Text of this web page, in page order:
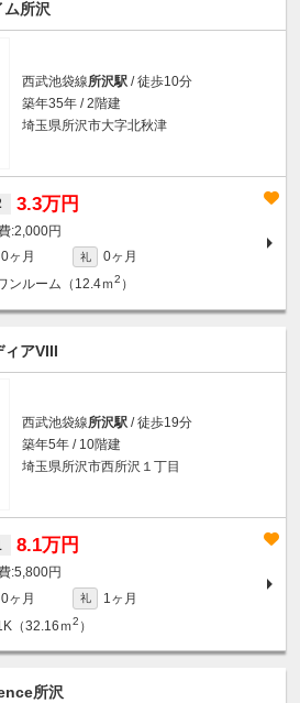
ム所沢
西武池袋線所沢駅 / 徒歩10分
築年35年 / 2階建
埼玉県所沢市大字北秋津
3.3万円
2,000円
0ヶ月 礼
0ヶ月
ンルーム（12.4ｍ2 ）
ィアVIII
西武池袋線所沢駅 / 徒歩19分
築年5年 / 10階建
埼玉県所沢市西所沢１丁目
8.1万円
5,800円
0ヶ月 礼
1ヶ月
（32.16ｍ2 ）
所沢